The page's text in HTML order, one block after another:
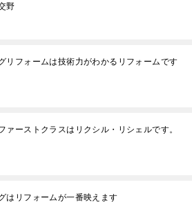
野
リフォームは技術力がわかるリフォームです
ァーストクラスはリクシル・リシェルです。
はリフォームが一番映えます